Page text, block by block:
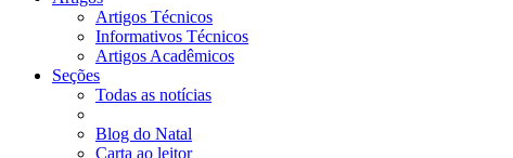
Artigos Técnicos
Informativos Técnicos
Artigos Acadêmicos
Seções
Todas as notícias
Blog do Natal
Carta ao leitor